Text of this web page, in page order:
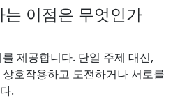
이점은 무엇인가
제공합니다. 단일 주제 대신,
호작용하고 도전하거나 서로를
.